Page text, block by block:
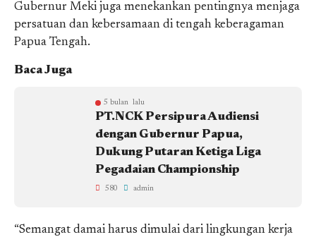
Gubernur Meki juga menekankan pentingnya menjaga
persatuan dan kebersamaan di tengah keberagaman
Papua Tengah.
Baca Juga
5 bulan lalu
PT.NCK Persipura Audiensi
dengan Gubernur Papua,
Dukung Putaran Ketiga Liga
Pegadaian Championship
580 admin
“Semangat damai harus dimulai dari lingkungan kerja